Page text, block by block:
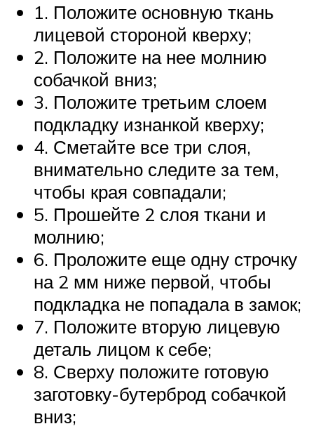
1. Положите основную ткань
лицевой стороной кверху;
2. Положите на нее молнию
собачкой вниз;
3. Положите третьим слоем
подкладку изнанкой кверху;
4. Сметайте все три слоя,
внимательно следите за тем,
чтобы края совпадали;
5. Прошейте 2 слоя ткани и
молнию;
6. Проложите еще одну строчку
на 2 мм ниже первой, чтобы
подкладка не попадала в замок;
7. Положите вторую лицевую
деталь лицом к себе;
8. Сверху положите готовую
заготовку-бутерброд собачкой
вниз;